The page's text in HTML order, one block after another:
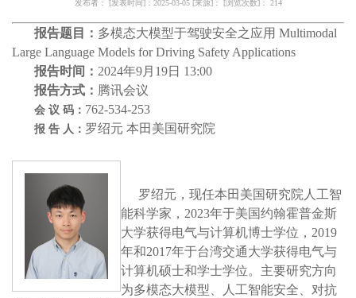
发布者： [发表时间]：2025-03-05 [来源]： [浏览次数]： 214
报告题目： 多模态大模型于驾驶安全之应用 Multimodal
Large Language Models for Driving Safety Applications
报告时间： 2024年9月19日 13:00
报告方式： 腾讯会议
会 议 码： 762-534-253
报 告 人： 罗绍元 本田美国研究院
罗绍元，现任本田美国研究院人工智
能科学家，2023年于美国约翰霍普金斯
大学获得电气与计算机博士学位，2019
年和2017年于台湾交通大学获得电气与
计算机硕士和学士学位。主要研究方向
为多模态大模型、人工智能安全、对抗